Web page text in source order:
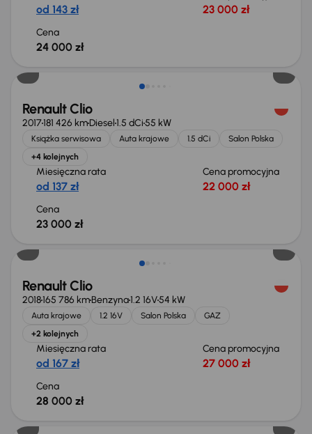
od 143 zł 23 000 zł
Cena
24 000 zł
Renault Clio
2017181 426 kmDiesel1.5 dCi55 kW
Książka serwisowa Auta krajowe 1.5 dCi
Salon Polska
+4 kolejnych
Miesięczna rata
od 137 zł
Cena promocyjna
22 000 zł
Cena
23 000 zł
Renault Clio
2018165 786 kmBenzyna1.2 16V54 kW
Auta krajowe 1.2 16V Salon Polska
GAZ
+2 kolejnych
Miesięczna rata
od 167 zł
Cena promocyjna
27 000 zł
Cena
28 000 zł